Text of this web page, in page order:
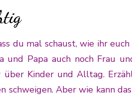
du mal schaust, wie ihr
und Papa auch noch Frau
Kinder und Alltag.
schweigen. Aber wie kann